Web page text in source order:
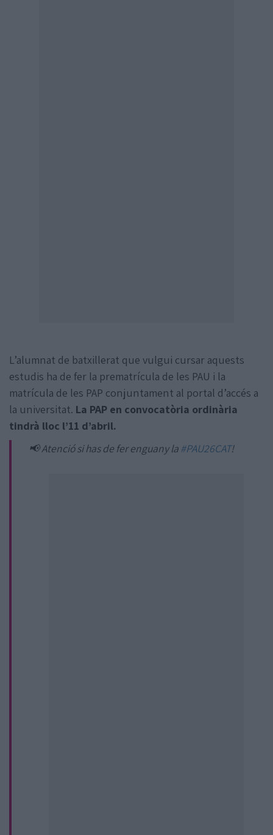
L’alumnat de batxillerat que vulgui cursar aquests
estudis ha de fer la prematrícula de les PAU i la
matrícula de les PAP conjuntament al portal d’accés a
la universitat. La PAP en convocatòria ordinària
tindrà lloc l’11 d’abril.
📢 Atenció si has de fer enguany la #PAU26CAT!